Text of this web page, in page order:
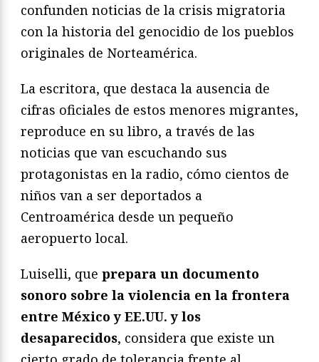
confunden noticias de la crisis migratoria
con la historia del genocidio de los pueblos
originales de Norteamérica.
La escritora, que destaca la ausencia de
cifras oficiales de estos menores migrantes,
reproduce en su libro, a través de las
noticias que van escuchando sus
protagonistas en la radio, cómo cientos de
niños van a ser deportados a
Centroamérica desde un pequeño
aeropuerto local.
Luiselli, que prepara un documento
sonoro sobre la violencia en la frontera
entre México y EE.UU. y los
desaparecidos, considera que existe un